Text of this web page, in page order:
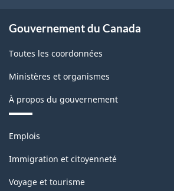
(SCIAN)
1.0
pour
production
industrielle
(selon
Gouvernement du Canada
Toutes les coordonnées
Ministères et organismes
À propos du gouvernement
Thèmes
sujets
Emplois
Immigration et citoyenneté
Voyage et tourisme